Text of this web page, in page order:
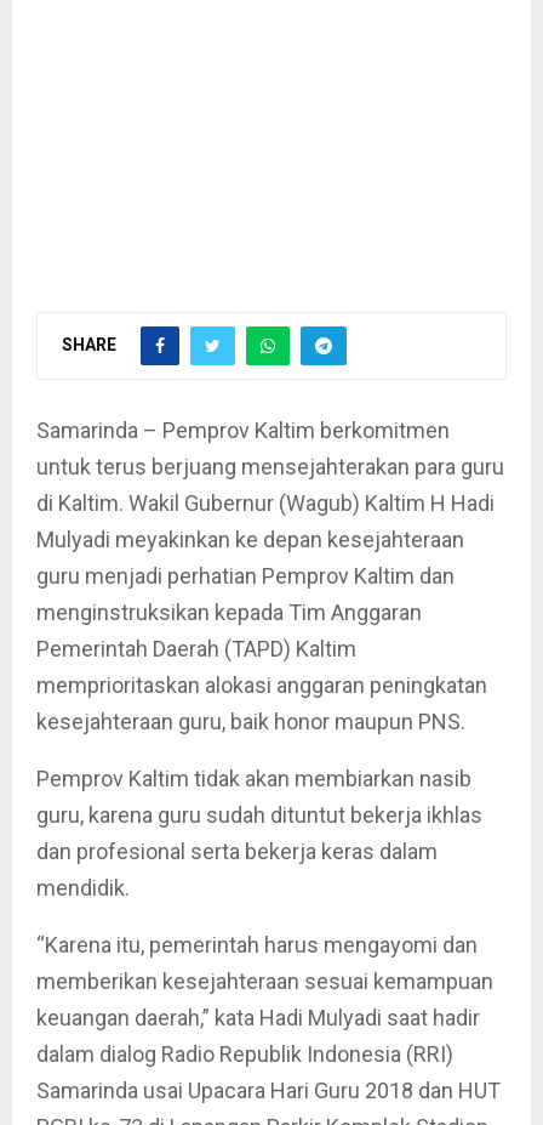
SHARE
Samarinda – Pemprov Kaltim berkomitmen
untuk terus berjuang mensejahterakan para guru
di Kaltim. Wakil Gubernur (Wagub) Kaltim H Hadi
Mulyadi meyakinkan ke depan kesejahteraan
guru menjadi perhatian Pemprov Kaltim dan
menginstruksikan kepada Tim Anggaran
Pemerintah Daerah (TAPD) Kaltim
memprioritaskan alokasi anggaran peningkatan
kesejahteraan guru, baik honor maupun PNS.
Pemprov Kaltim tidak akan membiarkan nasib
guru, karena guru sudah dituntut bekerja ikhlas
dan profesional serta bekerja keras dalam
mendidik.
“Karena itu, pemerintah harus mengayomi dan
memberikan kesejahteraan sesuai kemampuan
keuangan daerah,” kata Hadi Mulyadi saat hadir
dalam dialog Radio Republik Indonesia (RRI)
Samarinda usai Upacara Hari Guru 2018 dan HUT